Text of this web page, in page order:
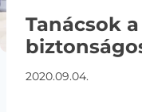
Tanácsok
2020.09.04.